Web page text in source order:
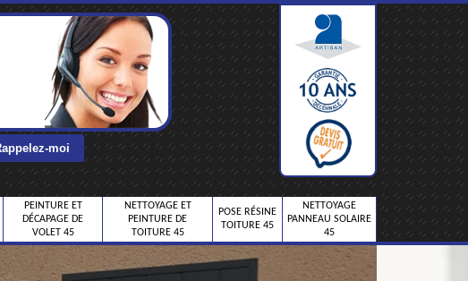
PEINTURE ET
DÉCAPAGE DE
VOLET 45
NETTOYAGE ET
PEINTURE DE
TOITURE 45
POSE RÉSINE
TOITURE 45
NETTOYAGE
PANNEAU SOLAIRE
45